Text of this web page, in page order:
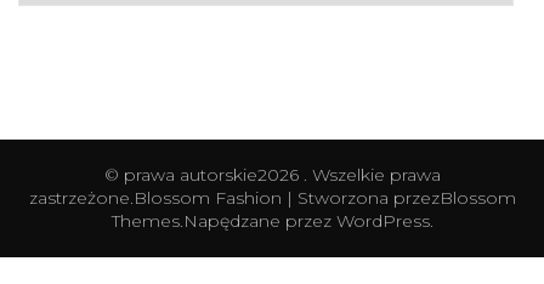
© prawa autorskie2026 . Wszelkie prawa
zastrzeżone.Blossom Fashion | Stworzona przezBlossom
Themes.Napędzane przez WordPress.